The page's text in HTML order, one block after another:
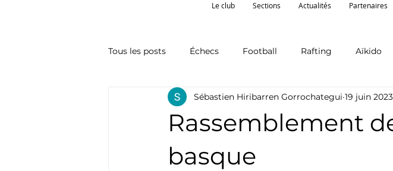
Le club Sections Actualités Partenaires
Tous les posts Échecs Football Rafting Aïkido
Omnisports Partenariat Pelote Pentathlon
Rassemblement
basque
Sébastien Hiribarren Gorrochategui 19 juin 2023